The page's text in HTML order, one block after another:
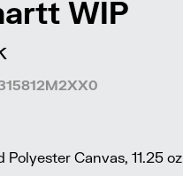
WIP
Polyester Canvas, 11.25 oz